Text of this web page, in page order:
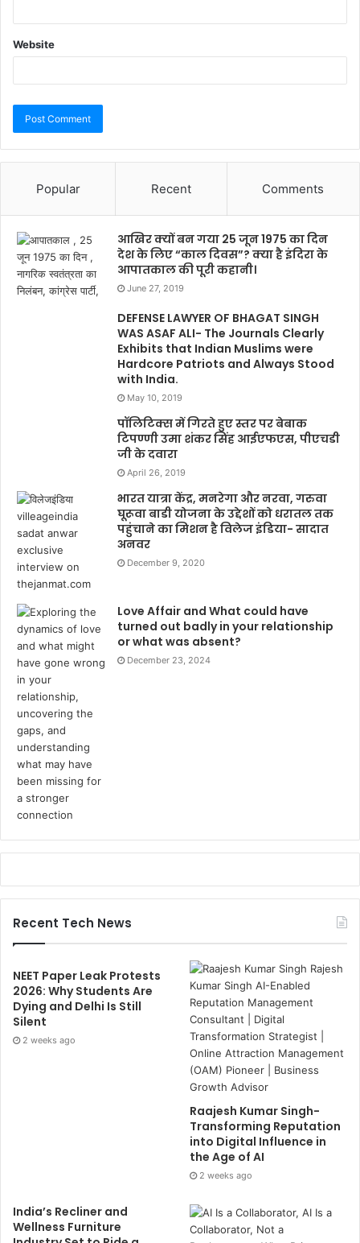
Website
Popular Recent Comments
आखिर क्यों बन गया 25 जून 1975 का दिन
देश के लिए “काल दिवस”? क्या है इंदिरा के
आपातकाल की पूरी कहानी।
June 27, 2019
DEFENSE LAWYER OF BHAGAT SINGH
WAS ASAF ALI- The Journals Clearly
Exhibits that Indian Muslims were
Hardcore Patriots and Always Stood
with India.
May 10, 2019
पॉलिटिक्स में गिरते हुए स्तर पर बेबाक
टिपण्णी उमा शंकर सिंह आईएफएस, पीएचडी
जी के दवारा
April 26, 2019
भारत यात्रा केंद्र, मनरेगा और नरवा, गरुवा
घूरूवा बाडी योजना के उद्देशों को धरातल तक
पहुंचाने का मिशन है विलेज इंडिया- सादात
अनवर
December 9, 2020
Love Affair and What could have
turned out badly in your relationship
or what was absent?
December 23, 2024
Recent Tech News
NEET Paper Leak Protests
2026: Why Students Are
Dying and Delhi Is Still
Silent
2 weeks ago
Raajesh Kumar Singh-
Transforming Reputation
into Digital Influence in
the Age of AI
2 weeks ago
India’s Recliner and
Wellness Furniture